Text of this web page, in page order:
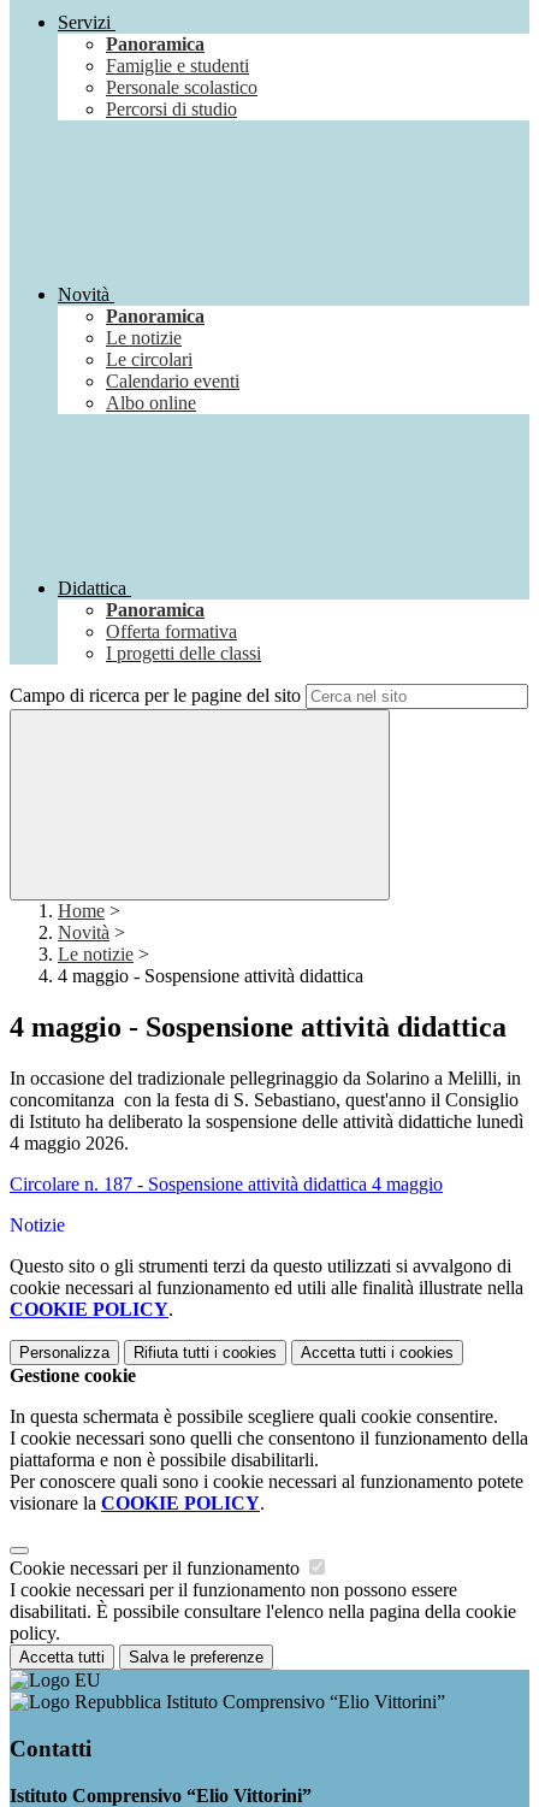
Servizi
Panoramica
Famiglie e studenti
Personale scolastico
Percorsi di studio
Novità
Panoramica
Le notizie
Le circolari
Calendario eventi
Albo online
Didattica
Panoramica
Offerta formativa
I progetti delle classi
Campo di ricerca per le pagine del sito
Home >
Novità >
Le notizie >
4 maggio - Sospensione attività didattica
4 maggio - Sospensione attività didattica
In occasione del tradizionale pellegrinaggio da Solarino a Melilli, in
concomitanza con la festa di S. Sebastiano, quest'anno il Consiglio
di Istituto ha deliberato la sospensione delle attività didattiche lunedì
4 maggio 2026.
Circolare n. 187 - Sospensione attività didattica 4 maggio
Notizie
Questo sito o gli strumenti terzi da questo utilizzati si avvalgono di
cookie necessari al funzionamento ed utili alle finalità illustrate nella
COOKIE POLICY.
Personalizza Rifiuta tutti i cookies Accetta tutti i cookies
Gestione cookie
In questa schermata è possibile scegliere quali cookie consentire.
I cookie necessari sono quelli che consentono il funzionamento della
piattaforma e non è possibile disabilitarli.
Per conoscere quali sono i cookie necessari al funzionamento potete
visionare la COOKIE POLICY.
Cookie necessari per il funzionamento
I cookie necessari per il funzionamento non possono essere
disabilitati. È possibile consultare l'elenco nella pagina della cookie
policy.
Accetta tutti Salva le preferenze
Istituto Comprensivo “Elio Vittorini”
Contatti
Istituto Comprensivo “Elio Vittorini”